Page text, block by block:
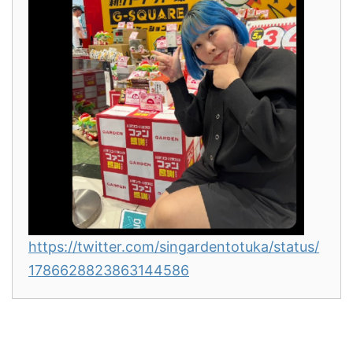
https://twitter.com/singardentotuka/status/
1786628823863144586